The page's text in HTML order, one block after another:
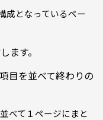
成となっているペー
ます。
目を並べて終わりの
べて１ページにまと